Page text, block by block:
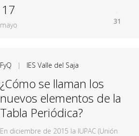
17
mayo 31
FyQ | IES Valle del Saja
¿Cómo se llaman los
nuevos elementos de la
Tabla Periódica?
En diciembre de 2015 la IUPAC (Unión